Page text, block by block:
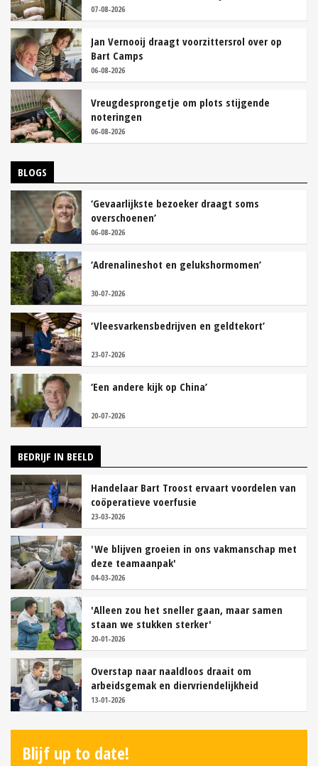
07-08-2026
Jan Vernooij draagt voorzittersrol over op
Bart Camps
06-08-2026
Vreugdesprongetje om plots stijgende
noteringen
06-08-2026
BLOGS
‘Gevaarlijkste bezoeker draagt soms
overschoenen’
06-08-2026
‘Adrenalineshot en gelukshormomen’
30-07-2026
‘Vleesvarkensbedrijven en geldtekort’
23-07-2026
‘Een andere kijk op China’
20-07-2026
BEDRIJF IN BEELD
Handelaar Bart Troost ervaart voordelen van
coöperatieve voerfusie
23-03-2026
'We blijven groeien in ons vakmanschap met
deze teamaanpak'
04-03-2026
'Alleen zou het sneller gaan, maar samen
staan we stukken sterker'
20-01-2026
Overstap naar naaldloos draait om
arbeidsgemak en diervriendelijkheid
13-01-2026
Blijf up to date!